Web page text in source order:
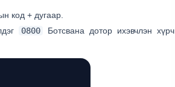
код + дугаар.
0800
Ботсвана дотор ихэвчлэн хүрч